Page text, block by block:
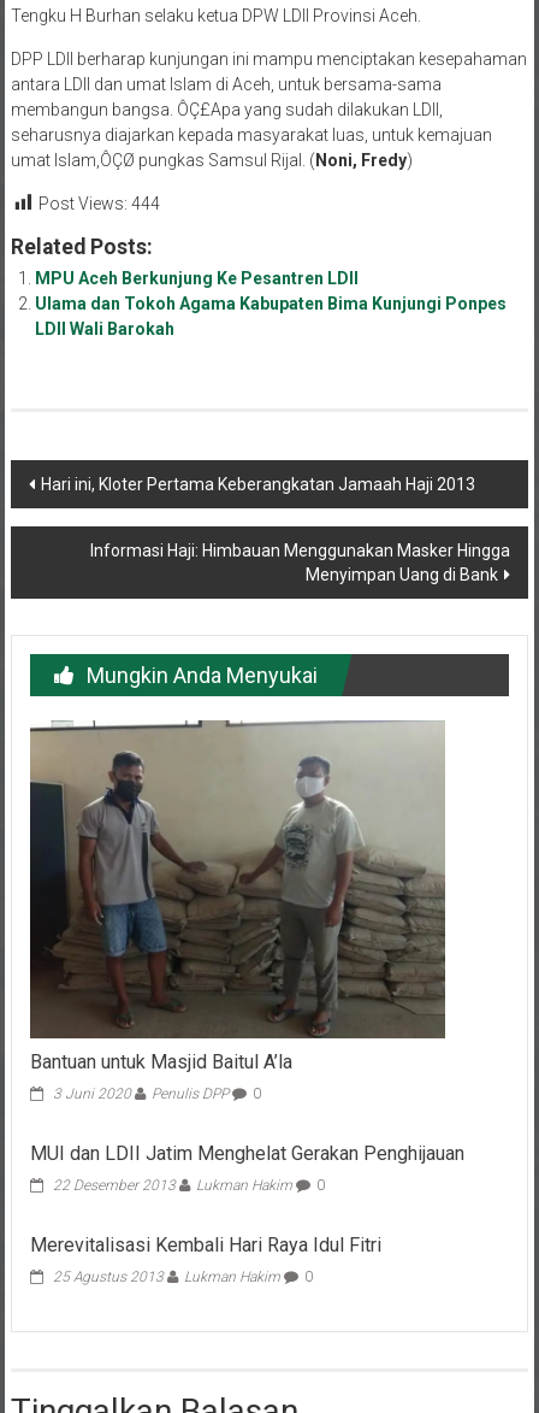
antara LDII dan umat Islam di Aceh, untuk bersama-sama
membangun bangsa. ÔÇ£Apa yang sudah dilakukan LDII,
seharusnya diajarkan kepada masyarakat luas, untuk kemajuan
umat Islam,ÔÇØ pungkas Samsul Rijal. (Noni, Fredy)
MPU Aceh Berkunjung Ke Pesantren LDII
Ulama dan Tokoh Agama Kabupaten Bima Kunjungi Ponpes
LDII Wali Barokah
Navigasi
pos
Hari ini, Kloter Pertama Keberangkatan Jamaah Haji 2013
Informasi Haji: Himbauan Menggunakan Masker Hingga
Menyimpan Uang di Bank
Mungkin Anda Menyukai
Bantuan untuk Masjid Baitul A’la
3 Juni 2020 Penulis DPP 0
22 Desember 2013 Lukman Hakim 0
25 Agustus 2013 Lukman Hakim 0